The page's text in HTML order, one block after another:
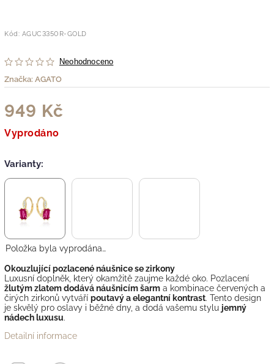
Kód: AGUC3350R-GOLD
Neohodnoceno
Značka: AGATO
949 Kč
Vyprodáno
Varianty:
Položka byla vyprodána…
Okouzlující pozlacené náušnice se zirkony
Luxusní doplněk, který okamžitě zaujme každé oko. Pozlacení
žlutým zlatem dodává náušnicím šarm a kombinace červených a
čirých zirkonů vytváří poutavý a elegantní kontrast. Tento design
je skvělý pro oslavy i běžné dny, a dodá vašemu stylu jemný
nádech luxusu.
Detailní informace